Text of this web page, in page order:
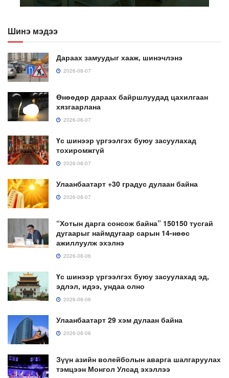
Шинэ мэдээ
Дараах замуудыг хааж, шинэчлэнэ
2026-08-07
Өнөөдөр дараах байршлуудад цахилгаан
хязгаарлана
2026-08-07
Үс шинээр үргээлгэх буюу засуулахад
тохиромжгүй
2026-08-07
Улаанбаатарт +30 градус дулаан байна
2026-08-07
“Хотын дарга сонсож байна” 150150 тусгай
дугаарыг наймдугаар сарын 14-нөөс
ажиллуулж эхэлнэ
2026-08-06
Үс шинээр үргээлгэх буюу засуулахад эд,
эдлэл, идээ, ундаа олно
2026-08-06
Улаанбаатарт 29 хэм дулаан байна
2026-08-06
Зүүн азийн волейболын аварга шалгаруулах
тэмцээн Монгол Улсад эхэллээ